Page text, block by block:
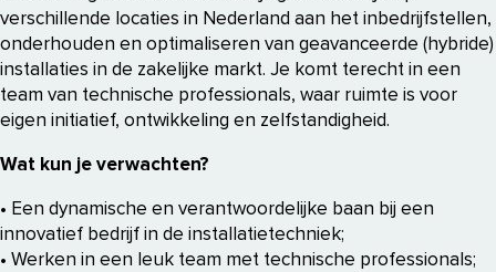
verschillende locaties in Nederland aan het inbedrijfstellen,
onderhouden en optimaliseren van geavanceerde (hybride)
installaties in de zakelijke markt. Je komt terecht in een
team van technische professionals, waar ruimte is voor
eigen initiatief, ontwikkeling en zelfstandigheid.
Wat kun je verwachten?
• Een dynamische en verantwoordelijke baan bij een
innovatief bedrijf in de installatietechniek;
• Werken in een leuk team met technische professionals;